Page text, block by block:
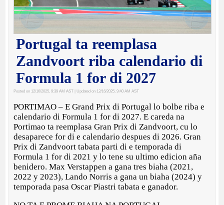
Portugal ta reemplasa
Zandvoort riba calendario di
Formula 1 for di 2027
Posted on 12/16/2025, 9:39 AM AST | Updated on 12/16/2025, 9:40 AM AST
PORTIMAO – E Grand Prix di Portugal lo bolbe riba e
calendario di Formula 1 for di 2027. E careda na
Portimao ta reemplasa Gran Prix di Zandvoort, cu lo
desaparece for di e calendario despues di 2026. Gran
Prix di Zandvoort tabata parti di e temporada di
Formula 1 for di 2021 y lo tene su ultimo edicion aña
benidero. Max Verstappen a gana tres biaha (2021,
2022 y 2023), Lando Norris a gana un biaha (2024) y
temporada pasa Oscar Piastri tabata e ganador.